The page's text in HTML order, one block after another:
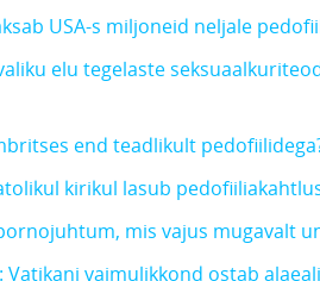
USA-s miljoneid neljale
elu tegelaste
end teadlikult
kirikul lasub
mis vajus mugavalt
Vatikani vaimulikkond ostab